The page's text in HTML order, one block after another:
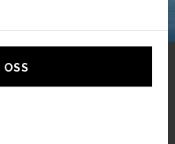
OSS